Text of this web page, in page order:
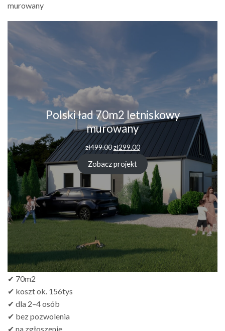
murowany
Polski ład 70m2 letniskowy
murowany
zł499.00 zł299.00
Zobacz projekt
✔ 70m2
✔ koszt ok. 156tys
✔ dla 2–4 osób
✔ bez pozwolenia
✔ na zgłoszenie